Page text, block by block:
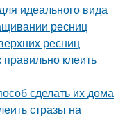
идеального вида
ресниц
ресниц
клеить
сделать их дома
стразы на